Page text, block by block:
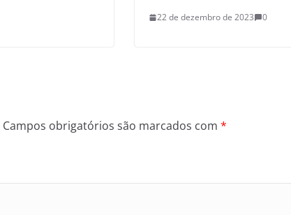
22 de dezembro de 2023 0
Campos obrigatórios são marcados com *